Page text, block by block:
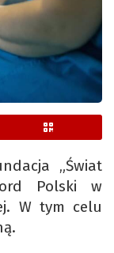
„Świat
Polski w
W tym celu